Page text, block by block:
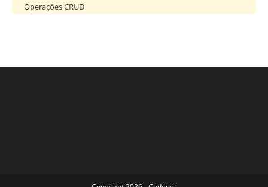
Operações CRUD